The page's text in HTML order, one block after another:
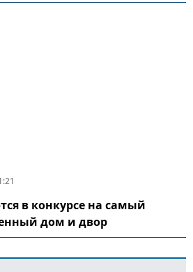
в конкурсе на самый
дом и двор